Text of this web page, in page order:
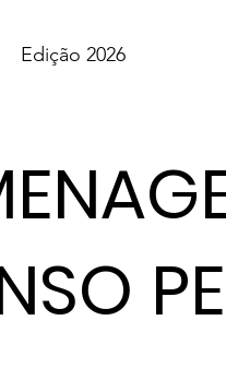
Edição 2026